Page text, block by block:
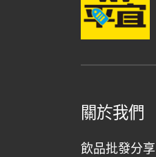
關於我們
飲品批發分享